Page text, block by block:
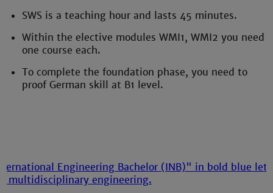
SWS is a teaching hour and lasts 45 minutes.
Within the elective modules WMI1, WMI2 you need
one course each.
To complete the foundation phase, you need to
proof German skill at B1 level.